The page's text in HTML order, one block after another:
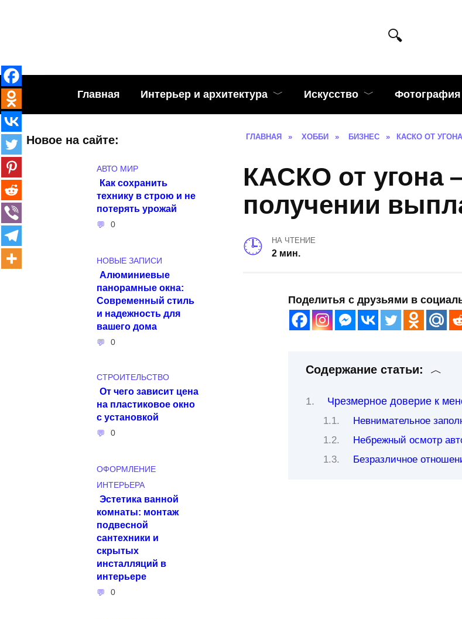
Главная Интерьер и архитектура Искусство Фотография
ГЛАВНАЯ » ХОББИ » БИЗНЕС » КАСКО ОТ
КАСКО от угона
получении
НА ЧТЕНИЕ
2 мин.
Поделитья с друзьями в
Содержание статьи:
Чрезмерное доверие к
Невнимательное
Небрежный осмотр
Безразличное
Новое на сайте:
АВТО МИР
Как сохранить
технику в строю и не
потерять урожай
0
НОВЫЕ ЗАПИСИ
Алюминиевые
панорамные окна:
Современный стиль
и надежность для
вашего дома
0
СТРОИТЕЛЬСТВО
От чего зависит цена
на пластиковое окно
с установкой
0
ОФОРМЛЕНИЕ
ИНТЕРЬЕРА
Эстетика ванной
комнаты: монтаж
подвесной
сантехники и
скрытых
инсталляций в
интерьере
0